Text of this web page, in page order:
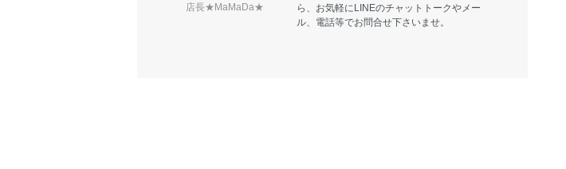
店長★MaMaDa★
ら、お気軽にLINEのチャットトークやメー
ル、電話等でお問合せ下さいませ。